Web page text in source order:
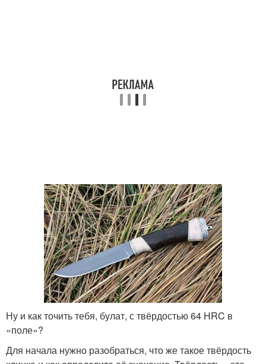
Ну и как точить тебя, булат, с твёрдостью 64 HRC в
«поле»?
Для начала нужно разобраться, что же такое твёрдость